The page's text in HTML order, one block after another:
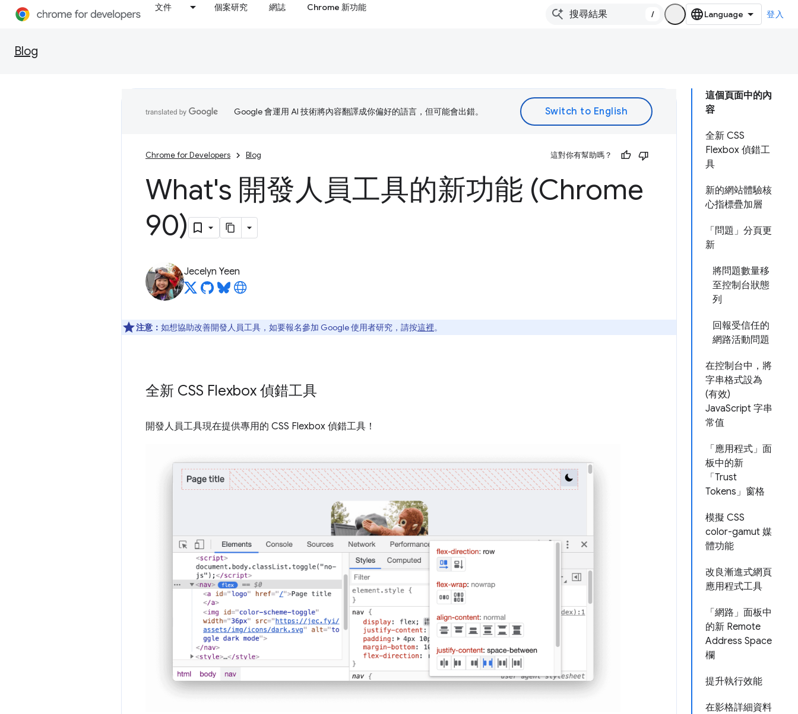
文件 個案研究 網誌 Chrome 新功能
/ 登入
Blog
這個頁面中的內
容
全新 CSS
Flexbox 偵錯工
具
新的網站體驗核
心指標疊加層
「問題」分頁更
新
將問題數量移
至控制台狀態
列
回報受信任的
網路活動問題
在控制台中，將
字串格式設為
(有效)
JavaScript 字串
常值
「應用程式」面
板中的新
「Trust
Tokens」窗格
模擬 CSS
color-gamut 媒
體功能
改良漸進式網頁
應用程式工具
「網路」面板中
的新 Remote
Address Space
欄
提升執行效能
在影格詳細資料
Google 會運用 AI 技術將內容翻譯成你偏好的語言，但可能會出錯。
Chrome for Developers Blog 這對你有幫助嗎？
What's 開發人員工具的新功能 (Chrome
90)
Jecelyn Yeen
注意： 如想協助改善開發人員工具，如要報名參加 Google 使用者研究，請按這裡。
全新 CSS Flexbox 偵錯工具
開發人員工具現在提供專用的 CSS Flexbox 偵錯工具！